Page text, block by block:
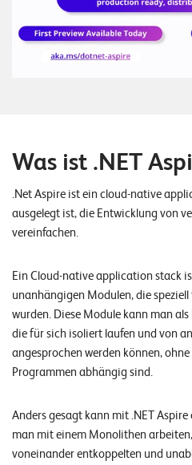
Was ist .NET
.Net Aspire ist ein cloud-native
ausgelegt ist, die Entwicklung von
vereinfachen.
Ein Cloud-native application stack
unanhängigen Modulen, die
wurden. Diese Module kann man
die für sich isoliert laufen und von
angesprochen werden können,
Programmen abhängig sind.
Anders gesagt kann mit .NET
man mit einem Monolithen
voneinander entkoppelten und